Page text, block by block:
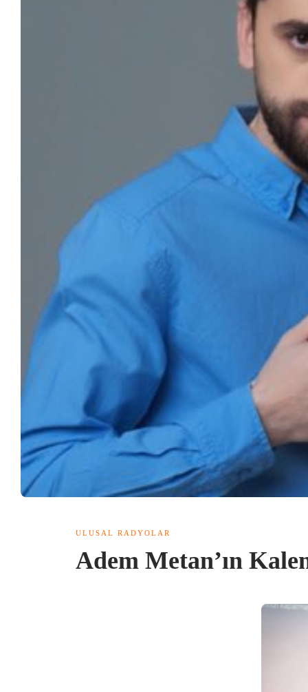
ULUSAL RADYOLAR
Adem Metan’ın